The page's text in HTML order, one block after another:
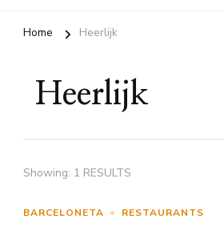
Home Heerlijk
Heerlijk
Showing: 1 RESULTS
BARCELONETA RESTAURANTS